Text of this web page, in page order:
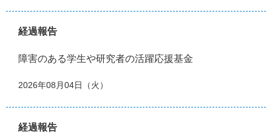
経過報告
障害のある学生や研究者の活躍応援基金
2026年08月04日（火）
経過報告